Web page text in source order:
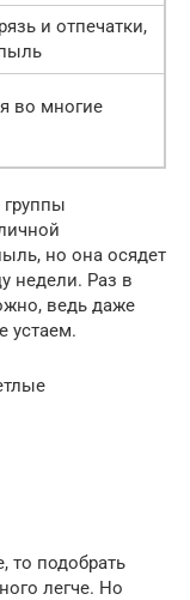
и отпечатки,
во многие
но она осядет
недели. Раз в
ведь даже
устаем.
то подобрать
легче. Но